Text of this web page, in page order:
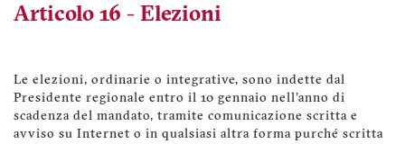
Articolo 16 - Elezioni
Le elezioni, ordinarie o integrative, sono indette dal
Presidente regionale entro il 10 gennaio nell'anno di
scadenza del mandato, tramite comunicazione scritta e
avviso su Internet o in qualsiasi altra forma purché scritta